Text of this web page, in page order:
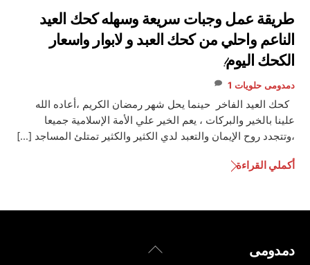
طريقة عمل وجبات سريعة وسهله كحك العيد
الناعم واحلي من كحك العبد و لابوار واسعار
الكحك اليوم!
دمدومى حلويات 1
كحك العيد الفاخر حينما يحل شهر رمضان الكريم ،أعاده الله
علينا بالخير والبركات ، يعم الخير علي الأمة الإسلامية جميعا
،وتتجدد روح الإيمان والتعبد لدي الكثير والكثير تمتلئ المساجد […]
أكملي القراءة
Back
دمدومى